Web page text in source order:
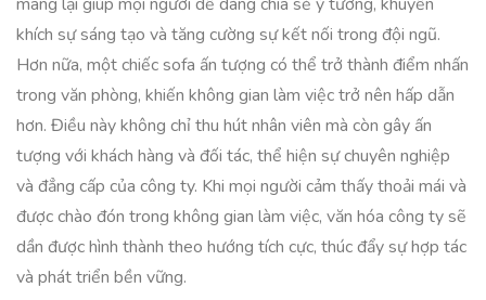
khích sự sáng tạo và tăng cường sự kết nối trong đội ngũ.
Hơn nữa, một chiếc sofa ấn tượng có thể trở thành điểm nhấn
trong văn phòng, khiến không gian làm việc trở nên hấp dẫn
hơn. Điều này không chỉ thu hút nhân viên mà còn gây ấn
tượng với khách hàng và đối tác, thể hiện sự chuyên nghiệp
và đẳng cấp của công ty. Khi mọi người cảm thấy thoải mái và
được chào đón trong không gian làm việc, văn hóa công ty sẽ
dần được hình thành theo hướng tích cực, thúc đẩy sự hợp tác
và phát triển bền vững.